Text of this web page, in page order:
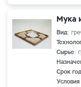
Мука
Вид:
Сырье:
Срок